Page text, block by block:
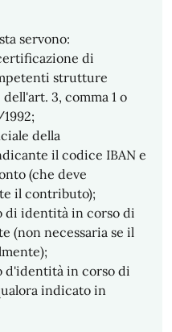
servono:
di
strutture
3, comma 1 o
della
il codice IBAN e
(che deve
il contributo);
di identità in corso di
(non necessaria se il
d'identità in corso di
indicato in